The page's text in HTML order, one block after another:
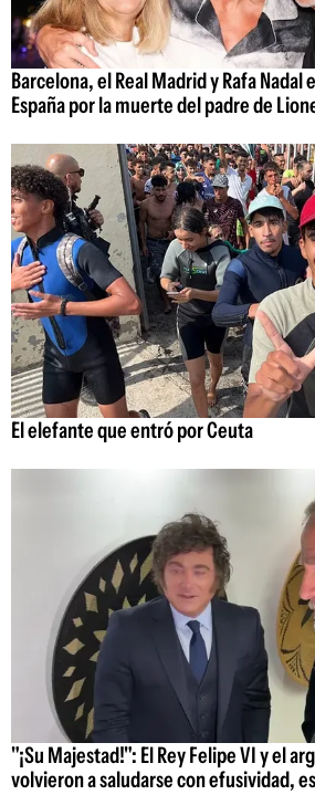
Barcelona, el Real Madrid y Rafa
España por la muerte del padre de
El elefante que entró por Ceuta
"¡Su Majestad!": El Rey Felipe VI y el
volvieron a saludarse con efusividad,